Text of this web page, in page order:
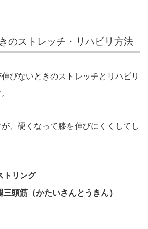
のストレッチ・リハビリ方法
びないときのストレッチとリハビリ
、硬くなって膝を伸びにくくしてし
トリング
頭筋（かたいさんとうきん）